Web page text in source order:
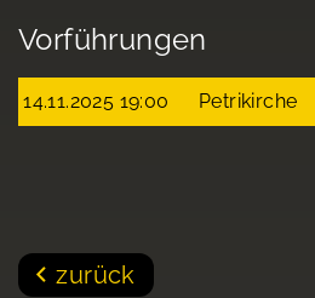
Vorführungen
14.11.2025 19:00 Petrikirche
zurück